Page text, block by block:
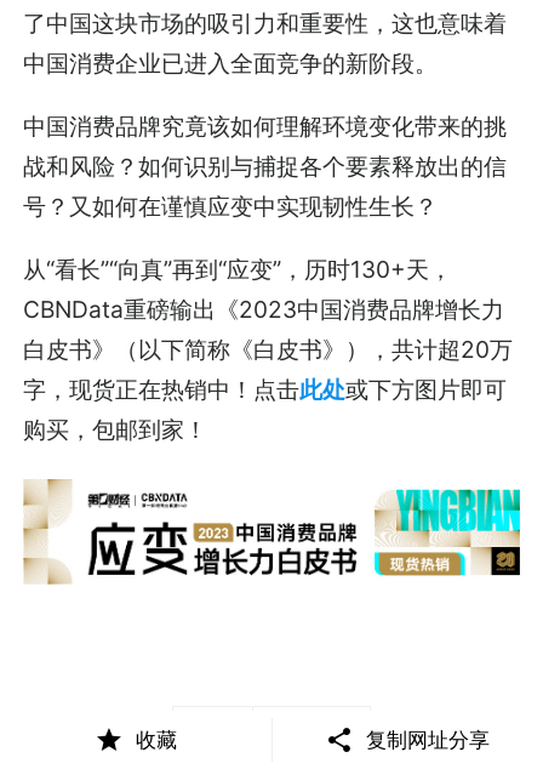
了中国这块市场的吸引力和重要性，这也意味着
中国消费企业已进入全面竞争的新阶段。
中国消费品牌究竟该如何理解环境变化带来的挑
战和风险？如何识别与捕捉各个要素释放出的信
号？又如何在谨慎应变中实现韧性生长？
从“看长”“向真”再到“应变”，历时130+天，
CBNData重磅输出《2023中国消费品牌增长力
白皮书》（以下简称《白皮书》），共计超20万
字，现货正在热销中！点击此处或下方图片即可
购买，包邮到家！
收藏 复制网址分享